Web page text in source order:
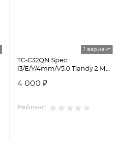
1 вариант
TC-C32QN Spec:
I3/E/Y/4mm/V5.0 Tiandy 2 Мп
IP-камера
4 000 ₽
Рейтинг: